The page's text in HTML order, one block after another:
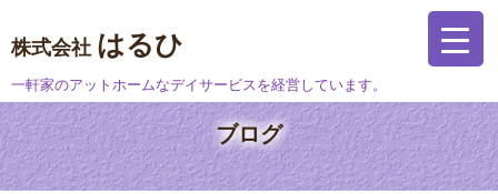
株式会社 はるひ
一軒家のアットホームなデイサービスを経営しています。
ブログ